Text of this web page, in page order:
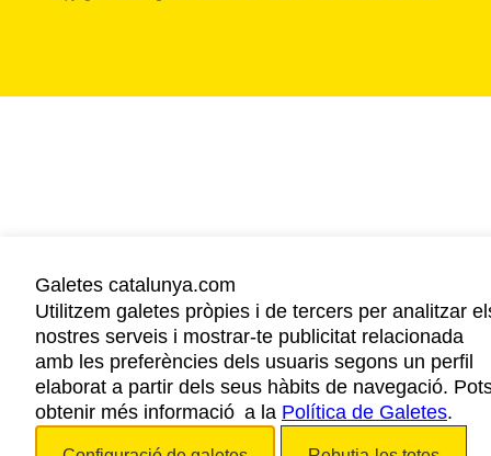
Galetes catalunya.com
Utilitzem galetes pròpies i de tercers per analitzar
nostres serveis i mostrar-te publicitat relacionada
amb les preferències dels usuaris segons un perfil
elaborat a partir dels seus hàbits de navegació.
obtenir més informació a la Política de Galetes.